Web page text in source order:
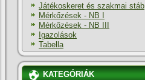
Játékoskeret és szakmai stáb
Mérkőzések - NB I
Mérkőzések - NB III
Igazolások
Tabella
KATEGÓRIÁK